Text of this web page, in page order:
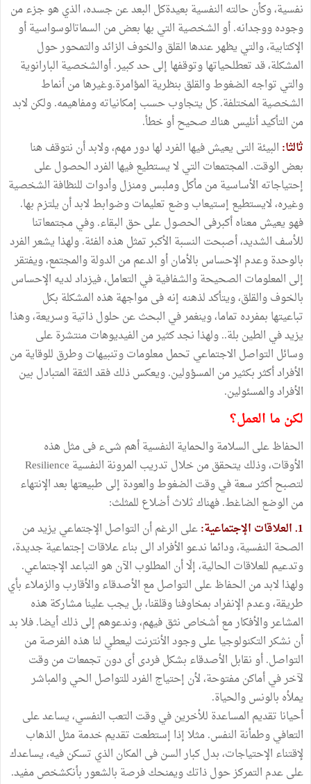
نفسية، وكأن حالته النفسية بعيدةكل البعد عن جسده، الذي هو جزء من
وجوده ووجدانه. أو الشخصية التي بها بعض من السماتالوسواسية أو
الإكتابية، والتي يظهر عندها القلق والخوف الزائد والتمحور حول
المشكلة، قد تعطلحياتها وتوقفها إلى حد كبير. أوالشخصية البارانوية
والتي تواجه الضغوط والقلق بنظرية المؤامرة.وغيرها من أنماط
الشخصية المختلفة. كل يتجاوب حسب إمكانياته ومفاهيمه. ولكن لابد
من التأكيد أنليس هناك صحيح أو خطأ.
ثالثا: البيئة التى يعيش فيها الفرد لها دور مهم، ولابد أن نتوقف هنا
بعض الوقت. المجتمعات التي لا يستطيع فيها الفرد الحصول على
إحتياجاته الأساسية من مأكل وملبس ومنزل وأدوات للنظافة الشخصية
وغيره، لايستطيع إستيعاب وضع تعليمات وضوابط لابد أن يلتزم بها.
فهو يعيش معناه أكبرفى الحصول على حق البقاء. وفي مجتمعاتنا
للأسف الشديد، أصبحت النسبة الأكبر تمثل هذه الفئة. ولهذا يشعر الفرد
بالوحدة وعدم الإحساس بالأمان أو الدعم من الدولة والمجتمع، ويفتقر
إلى المعلومات الصحيحة والشفافية في التعامل، فيزداد لديه الإحساس
بالخوف والقلق، ويتأكد لذهنه إنه فى مواجهة هذه المشكلة بكل
تباعيتها بمفرده تماما، وينغمر في البحث عن حلول ذاتية وسريعة، وهذا
يزيد في الطين بلة.. ولهذا نجد كثير من الفيديوهات منتشرة على
وسائل التواصل الاجتماعي تحمل معلومات وتنبيهات وطرق للوقاية من
الأفراد أكثر بكثير من المسؤولين. ويعكس ذلك فقد الثقة المتبادل بين
الأفراد والمسئولين.
لكن ما العمل؟
الحفاظ على السلامة والحماية النفسية أهم شىء فى مثل هذه
الأوقات، وذلك يتحقق من خلال تدريب المرونة النفسية Resilience
لتصبح أكثر سعة في وقت الضغوط والعودة إلى طبيعتها بعد الإنتهاء
من الوضع الضاغط. فهناك ثلاث أضلاع للمثلث:
1. العلاقات الإجتماعية:على الرغم أن التواصل الإجتماعي يزيد من
الصحة النفسية، ودائما ندعو الأفراد الى بناء علاقات إجتماعية جديدة،
وتدعيم للعلاقات الحالية، إلّا أن المطلوب الآن هو التباعد الإجتماعي.
ولهذا لابد من الحفاظ على التواصل مع الأصدقاء والأقارب والزملاء بأي
طريقة، وعدم الإنفراد بمخاوفنا وقلقنا، بل يجب علينا مشاركة هذه
المشاعر والأفكار مع أشخاص نثق فيهم، وندعوهم إلى ذلك أيضا. فلا بد
أن نشكر التكنولوجيا على وجود الأنترنت ليعطي لنا هذه الفرصة من
التواصل. أو نقابل الأصدقاء بشكل فردى أى دون تجمعات من وقت
لآخر في أماكن مفتوحة، لأن إحتياج الفرد للتواصل الحي والمباشر
يملأه بالونس والحياة.
أحيانا تقديم المساعدة للأخرين في وقت التعب النفسي، يساعد على
التعافي وطمأنة النفس. مثلا إذا إستطعت تقديم خدمة مثل الذهاب
لإقتناء الإحتياجات، بدل كبار السن فى المكان الذي تسكن فيه، يساعدك
على عدم التمركز حول ذاتك ويمنحك فرصة بالشعور بأنكشخص مفيد.